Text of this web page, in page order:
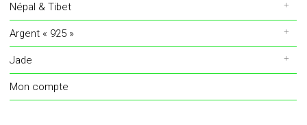
Népal & Tibet
Argent « 925 »
Jade
Mon compte